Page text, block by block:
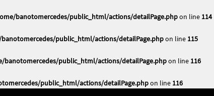
banotomercedes/public_html/actions/detailPage.phpon line 114
public_html/actions/detailPage.phpon line 115
banotomercedes/public_html/actions/detailPage.phpon line 116
public_html/actions/detailPage.phpon line 116